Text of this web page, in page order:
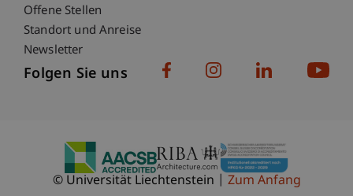
Offene Stellen
Standort und Anreise
Newsletter
Folgen Sie uns
© Universität Liechtenstein Zum Anfang